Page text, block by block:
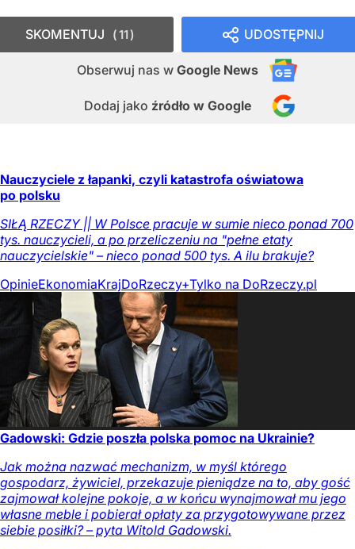
UDOSTĘPNIJ
Obserwuj nas w Google News
Dodaj jako źródło w Google
SKOMENTUJ 11
Nauczyciele z łapanki, czyli katastrofa oświatowa
po polsku
SIŁĄ RZECZY || W Polsce pracuje w sumie nieco ponad 700
tys. nauczycieli, a po przeliczeniu na "pełne etaty
nauczycielskie" – nieco ponad 500 tys. A ilu brakuje?
OpinieEkonomiaKrajDoRzeczy+Tylko na DoRzeczy.pl
Gadowski: Gdzie poszła polska pomoc na Ukrainie?
Jak można nazwać mechanizm, w myśl którego
gospodarz, żywiciel, przekazuje pieniądze na to, aby gość
zajmował kolejne pokoje, a w końcu wynajmował mu jego
własne meble i pobierał opłaty za przygotowywane przez
siebie posiłki? – pyta Witold Gadowski.